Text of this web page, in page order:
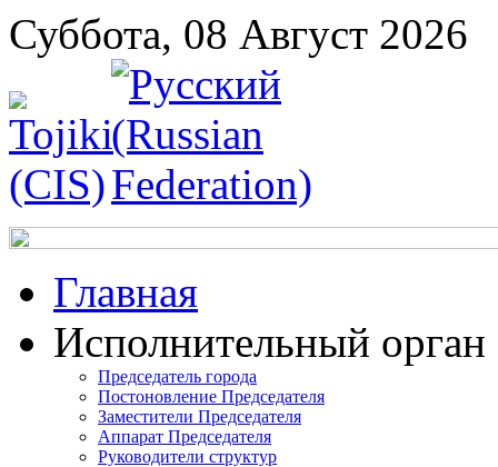
Суббота, 08 Август 2026
Главная
Исполнительный орган
Председатель города
Постоновление Председателя
Заместители Председателя
Аппарат Председателя
Руководители структур